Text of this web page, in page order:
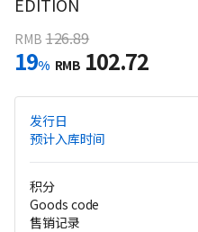
RMB 126.89
19% RMB 102.72
发行日
预计入库时间
积分
Goods code
售销记录